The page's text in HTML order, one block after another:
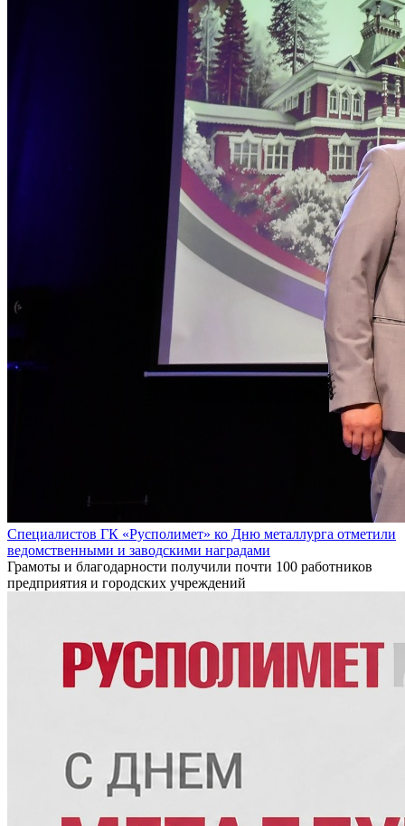
Специалистов ГК «Русполимет» ко Дню металлурга отметили
ведомственными и заводскими наградами
Грамоты и благодарности получили почти 100 работников
предприятия и городских учреждений